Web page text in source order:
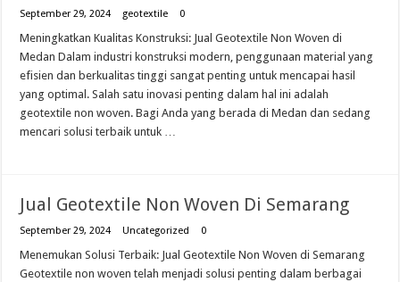
September 29, 2024 geotextile 0
Meningkatkan Kualitas Konstruksi: Jual Geotextile Non Woven di
Medan Dalam industri konstruksi modern, penggunaan material yang
efisien dan berkualitas tinggi sangat penting untuk mencapai hasil
yang optimal. Salah satu inovasi penting dalam hal ini adalah
geotextile non woven. Bagi Anda yang berada di Medan dan sedang
mencari solusi terbaik untuk …
Jual Geotextile Non Woven Di Semarang
September 29, 2024 Uncategorized 0
Menemukan Solusi Terbaik: Jual Geotextile Non Woven di Semarang
Geotextile non woven telah menjadi solusi penting dalam berbagai